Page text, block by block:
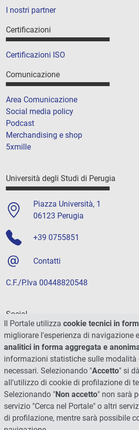
I nostri partner
Certificazioni
Certificazioni ISO
Comunicazione
Area Comunicazione
Social media policy
Podcast
Merchandising e shop
5xmille
Università degli Studi di Perugia
Piazza Università, 1
06123 Perugia
+39 0755851
Contatti
C.F./P.Iva 00448820548
Social
Il Portale utilizza cookie tecnici in
migliorare l'esperienza di navigazione e
analitici in forma aggregata e
informazioni statistiche sulle modalità
necessari. Selezionando "Accetto" si
all'utilizzo di cookie di profilazione di
Selezionando "Non accetto" non sarà
servizio "Cerca nel Portale" o altri
di profilazione, mentre sarà possibile